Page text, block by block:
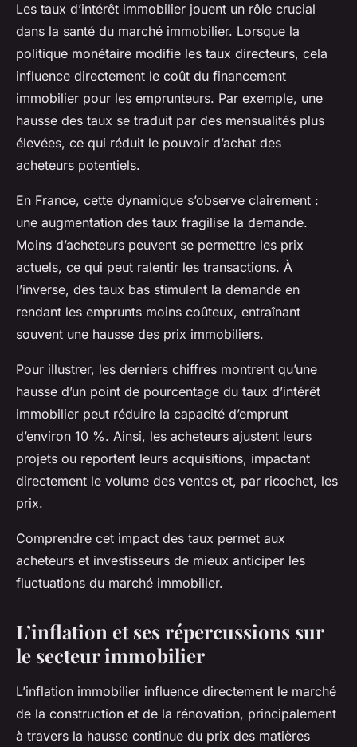
Les taux d’intérêt immobilier jouent un rôle crucial
dans la santé du marché immobilier. Lorsque la
politique monétaire modifie les taux directeurs, cela
influence directement le coût du financement
immobilier pour les emprunteurs. Par exemple, une
hausse des taux se traduit par des mensualités plus
élevées, ce qui réduit le pouvoir d’achat des
acheteurs potentiels.
En France, cette dynamique s’observe clairement :
une augmentation des taux fragilise la demande.
Moins d’acheteurs peuvent se permettre les prix
actuels, ce qui peut ralentir les transactions. À
l’inverse, des taux bas stimulent la demande en
rendant les emprunts moins coûteux, entraînant
souvent une hausse des prix immobiliers.
Pour illustrer, les derniers chiffres montrent qu’une
hausse d’un point de pourcentage du taux d’intérêt
immobilier peut réduire la capacité d’emprunt
d’environ 10 %. Ainsi, les acheteurs ajustent leurs
projets ou reportent leurs acquisitions, impactant
directement le volume des ventes et, par ricochet, les
prix.
Comprendre cet impact des taux permet aux
acheteurs et investisseurs de mieux anticiper les
fluctuations du marché immobilier.
L’inflation et ses répercussions sur
le secteur immobilier
L’inflation immobilier influence directement le marché
de la construction et de la rénovation, principalement
à travers la hausse continue du prix des matières